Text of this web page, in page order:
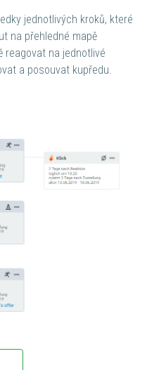
jednotlivých kroků, které
na přehledné mapě
reagovat na jednotlivé
a posouvat kupředu.